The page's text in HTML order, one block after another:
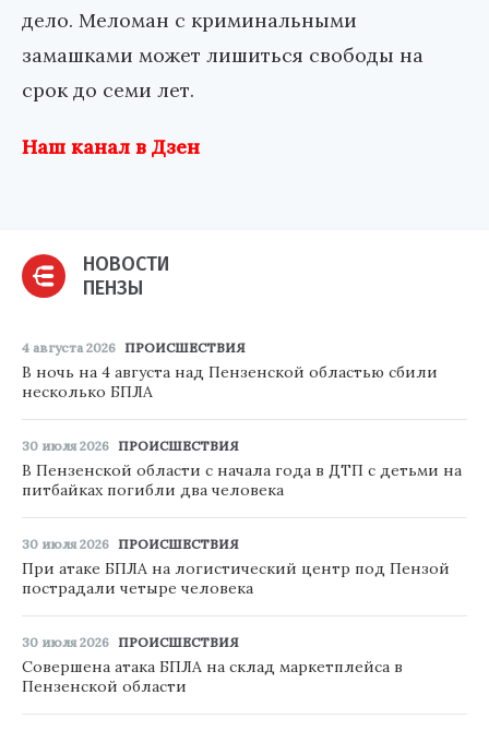
дело. Меломан с криминальными
замашками может лишиться свободы на
срок до семи лет.
Наш канал в Дзен
НОВОСТИ
ПЕНЗЫ
4 августа 2026 ПРОИСШЕСТВИЯ
В ночь на 4 августа над Пензенской областью сбили
несколько БПЛА
30 июля 2026 ПРОИСШЕСТВИЯ
В Пензенской области с начала года в ДТП с детьми на
питбайках погибли два человека
30 июля 2026 ПРОИСШЕСТВИЯ
При атаке БПЛА на логистический центр под Пензой
пострадали четыре человека
30 июля 2026 ПРОИСШЕСТВИЯ
Совершена атака БПЛА на склад маркетплейса в
Пензенской области